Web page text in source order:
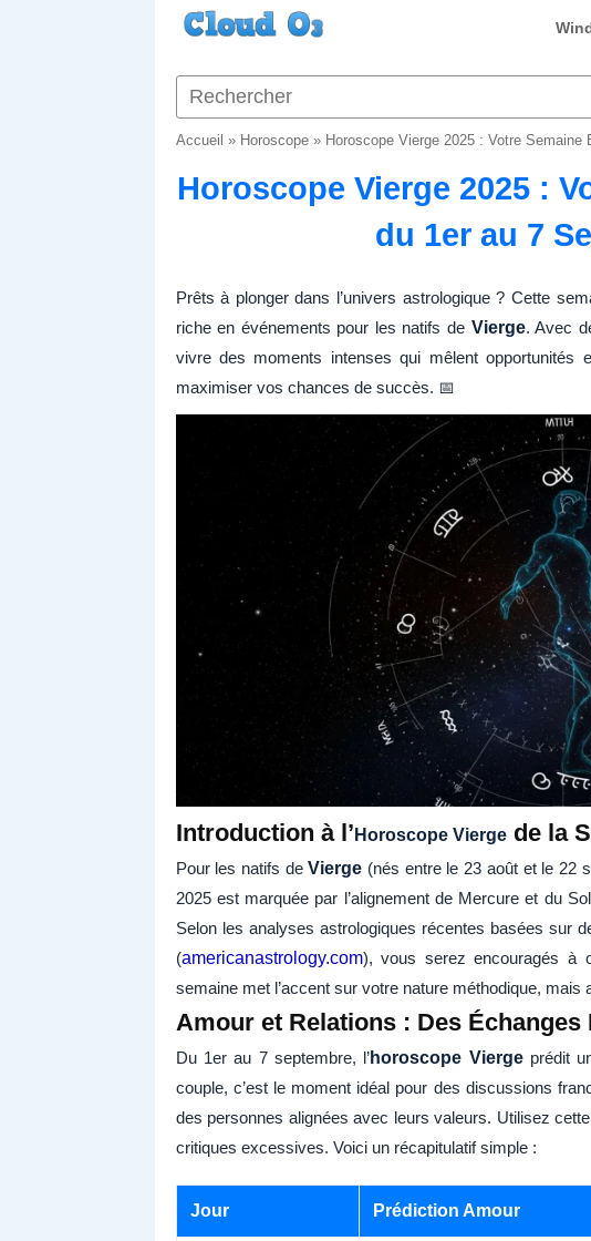
Accueil » Horoscope» Horoscope Vierge 2025 : Votre
Horoscope Vierge 2025 :
du 1er au 7
Prêts à plonger dans l’univers astrologique ? Cette
riche en événements pour les natifs de Vierge. Avec
vivre des moments intenses qui mêlent
maximiser vos chances de succès. 📅
Introduction à l’ Horoscope Viergede la
Pour les natifs deVierge (nés entre le 23 août et le 22
2025 est marquée par l’alignement de Mercure et du
Selon les analyses astrologiques récentes basées sur
(americanastrology.com), vous serez encouragés à
semaine met l’accent sur votre nature méthodique, mais
Amour et Relations : Des Échanges
Du 1er au 7 septembre, l’horoscope Viergeprédit
couple, c’est le moment idéal pour des discussions
des personnes alignées avec leurs valeurs. Utilisez
critiques excessives. Voici un récapitulatif simple :
Jour Prédiction Amour